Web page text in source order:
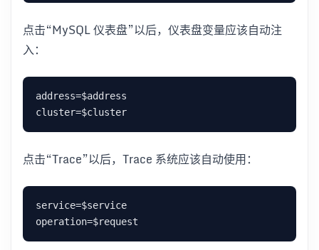
点击“MySQL 仪表盘”以后，仪表盘变量应该自动注
入：
点击“Trace”以后，Trace 系统应该自动使用：